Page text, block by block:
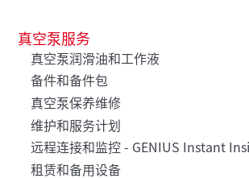
真空泵服务
真空泵润滑油和工作液
备件和备件包
真空泵保养维修
维护和服务计划
远程连接和监控 - GENIUS Instant
租赁和备用设备